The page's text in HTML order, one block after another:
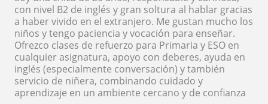
con nivel B2 de inglés y gran soltura al hablar gracias
a haber vivido en el extranjero. Me gustan mucho los
niños y tengo paciencia y vocación para enseñar.
Ofrezco clases de refuerzo para Primaria y ESO en
cualquier asignatura, apoyo con deberes, ayuda en
inglés (especialmente conversación) y también
servicio de niñera, combinando cuidado y
aprendizaje en un ambiente cercano y de confianza